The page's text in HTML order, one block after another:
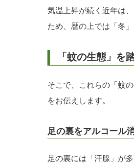
気温上昇が続く近年は
ため、暦の上では「冬
「蚊の生態」を
そこで、これらの「蚊
をお伝えします。
足の裏をアルコール
足の裏には「汗腺」が